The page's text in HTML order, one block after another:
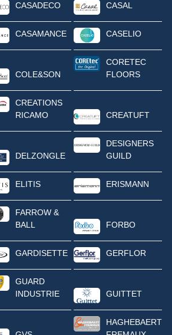
CASADECO CASAL
CASAMANCE CASELIO
COLE&SON
CORETEC
FLOORS
CREATIONS
RICAMO
CREATUFT
DELZONGLE
DESIGNERS
GUILD
ELITIS ERISMANN
FARROW &
BALL
FORBO
GARDISETTE GERFLOR
GUARD
INDUSTRIE
GUITTET
HAGHEBAERT